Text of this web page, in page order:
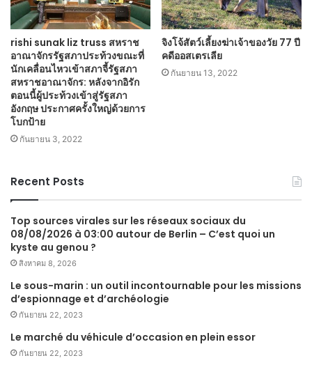
rishi sunak liz truss สหราช
อาณาจักรรัฐสภาประท้วงขณะที่
นักเคลื่อนไหวเข้าสภาจี้รัฐสภา
สหราชอาณาจักร: หลังจากอิรัก
ตอนนี้ผู้ประท้วงเข้าสู่รัฐสภา
อังกฤษ ประกาศครั้งใหญ่ด้วยการ
โบกป้าย
กันยายน 3, 2022
จิงโจ้สัตว์เลี้ยงฆ่าเจ้าของวัย 77 ปี
​​คดีออสเตรเลีย
กันยายน 13, 2022
Recent Posts
Top sources virales sur les réseaux sociaux du
08/08/2026 à 03:00 autour de Berlin – C’est quoi un
kyste au genou ?
สิงหาคม 8, 2026
Le sous-marin : un outil incontournable pour les missions
d’espionnage et d’archéologie
กันยายน 22, 2023
Le marché du véhicule d’occasion en plein essor
กันยายน 22, 2023